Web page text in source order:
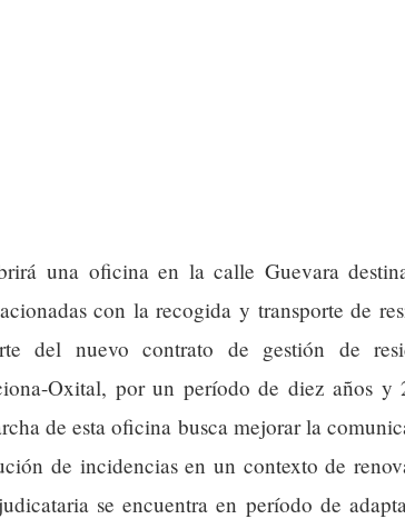
una oficina en la calle Guevara
con la recogida y transporte de
del nuevo contrato de gestión de
Oxital, por un período de diez años y
de esta oficina busca mejorar la
de incidencias en un contexto de
se encuentra en período de